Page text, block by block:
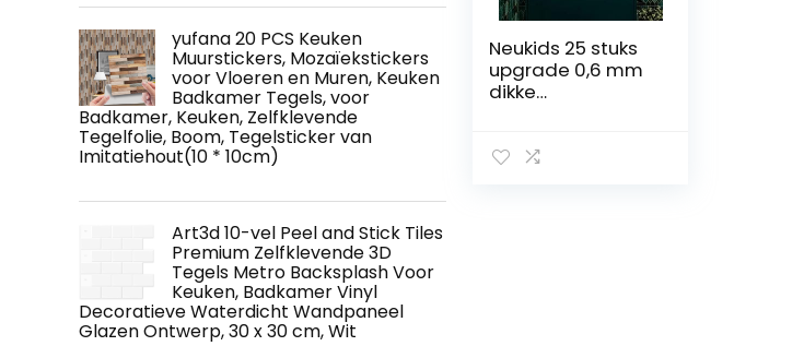
yufana 20 PCS Keuken
Muurstickers, Mozaïekstickers
voor Vloeren en Muren, Keuken
Badkamer Tegels, voor
Badkamer, Keuken, Zelfklevende
Tegelfolie, Boom, Tegelsticker van
Imitatiehout(10 * 10cm)
Art3d 10-vel Peel and Stick Tiles
Premium Zelfklevende 3D
Tegels Metro Backsplash Voor
Keuken, Badkamer Vinyl
Decoratieve Waterdicht Wandpaneel
Glazen Ontwerp, 30 x 30 cm, Wit
Neukids 25 stuks
upgrade 0,6 mm
dikke
tegels keuken